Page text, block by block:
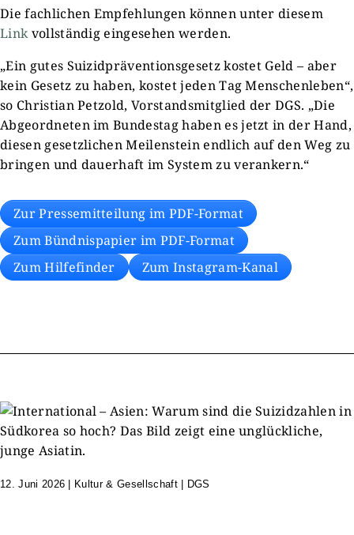
Die fachlichen Empfehlungen können unter diesem
Linkvollständig eingesehen werden.
„Ein gutes Suizidpräventionsgesetz kostet Geld – aber
kein Gesetz zu haben, kostet jeden Tag Menschenleben“,
so Christian Petzold, Vorstandsmitglied der DGS. „Die
Abgeordneten im Bundestag haben es jetzt in der Hand,
diesen gesetzlichen Meilenstein endlich auf den Weg zu
bringen und dauerhaft im System zu verankern.“
Zur Pressemitteilung im PDF-Format
Zum Bündnispapier im PDF-Format
Zum Hilfefinder
Zum Instagram-Kanal
12. Juni 2026 Kultur & Gesellschaft | DGS